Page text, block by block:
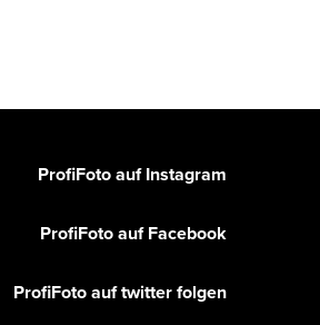
ProfiFoto auf Instagram
ProfiFoto auf Facebook
ProfiFoto auf twitter folgen